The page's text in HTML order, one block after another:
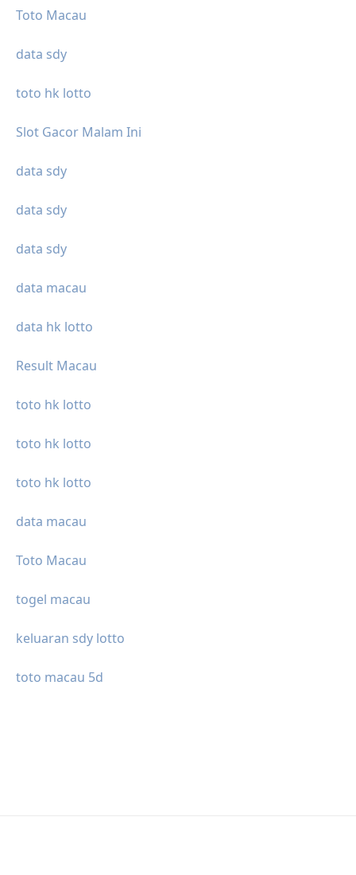
Toto Macau
data sdy
toto hk lotto
Slot Gacor Malam Ini
data sdy
data sdy
data sdy
data macau
data hk lotto
Result Macau
toto hk lotto
toto hk lotto
toto hk lotto
data macau
Toto Macau
togel macau
keluaran sdy lotto
toto macau 5d